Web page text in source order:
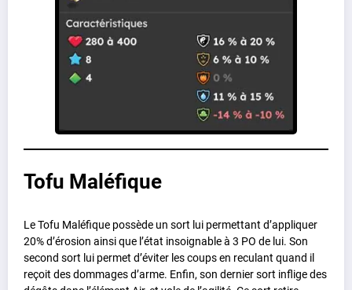
Tofu Maléfique
Le Tofu Maléfique possède un sort lui permettant d’appliquer
20% d’érosion ainsi que l’état insoignable à 3 PO de lui. Son
second sort lui permet d’éviter les coups en reculant quand il
reçoit des dommages d’arme. Enfin, son dernier sort inflige des